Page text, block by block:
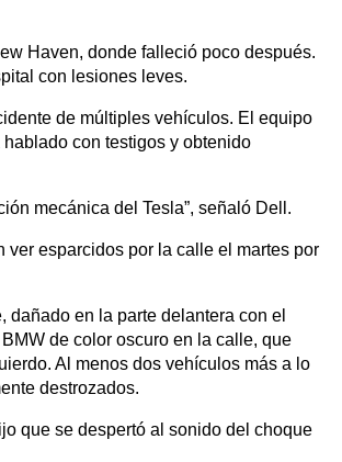
Haven, donde falleció poco después.
con lesiones leves.
de múltiples vehículos. El equipo
con testigos y obtenido
mecánica del Tesla”, señaló Dell.
esparcidos por la calle el martes por
en la parte delantera con el
de color oscuro en la calle, que
Al menos dos vehículos más a lo
destrozados.
que se despertó al sonido del choque